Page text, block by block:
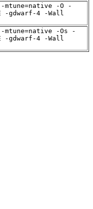
mtune=native -O -
-gdwarf-4 -Wall
mtune=native -Os -
-gdwarf-4 -Wall